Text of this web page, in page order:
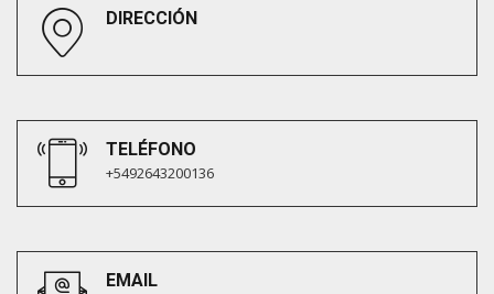
DIRECCIÓN
TELÉFONO
+5492643200136
EMAIL